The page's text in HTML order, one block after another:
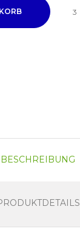
3
BESCHREIBUNG